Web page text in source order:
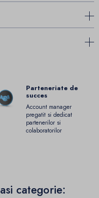
Parteneriate de
succes
Account manager
pregatit si dedicat
partenerilor si
colaboratorilor
categorie: